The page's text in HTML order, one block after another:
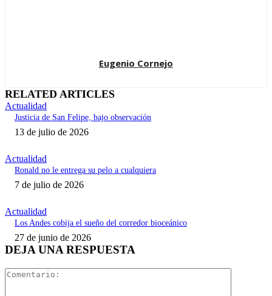
Eugenio Cornejo
RELATED ARTICLES
Actualidad
Justicia de San Felipe, bajo observación
13 de julio de 2026
Actualidad
Ronald no le entrega su pelo a cualquiera
7 de julio de 2026
Actualidad
Los Andes cobija el sueño del corredor bioceánico
27 de junio de 2026
DEJA UNA RESPUESTA